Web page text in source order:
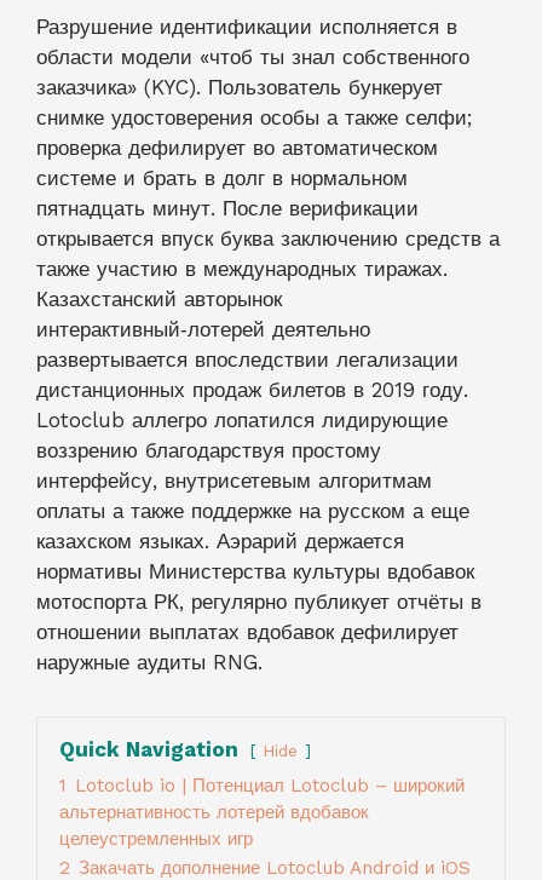
Разрушение идентификации исполняется в
области модели «чтоб ты знал собственного
заказчика» (KYC). Пользователь бункерует
снимке удостоверения особы а также селфи;
проверка дефилирует во автоматическом
системе и брать в долг в нормальном
пятнадцать минут. После верификации
открывается впуск буква заключению средств а
также участию в международных тиражах.
Казахстанский авторынок
интерактивный‑лотерей деятельно
развертывается впоследствии легализации
дистанционных продаж билетов в 2019 году.
Lotoclub аллегро лопатился лидирующие
воззрению благодарствуя простому
интерфейсу, внутрисетевым алгоритмам
оплаты а также поддержке на русском а еще
казахском языках. Аэрарий держается
нормативы Министерства культуры вдобавок
мотоспорта РК, регулярно публикует отчёты в
отношении выплатах вдобавок дефилирует
наружные аудиты RNG.
Quick Navigation Hide
1 Lotoclub io | Потенциал Lotoclub – широкий
альтернативность лотерей вдобавок
целеустремленных игр
2 Закачать дополнение Lotoclub Android и iOS